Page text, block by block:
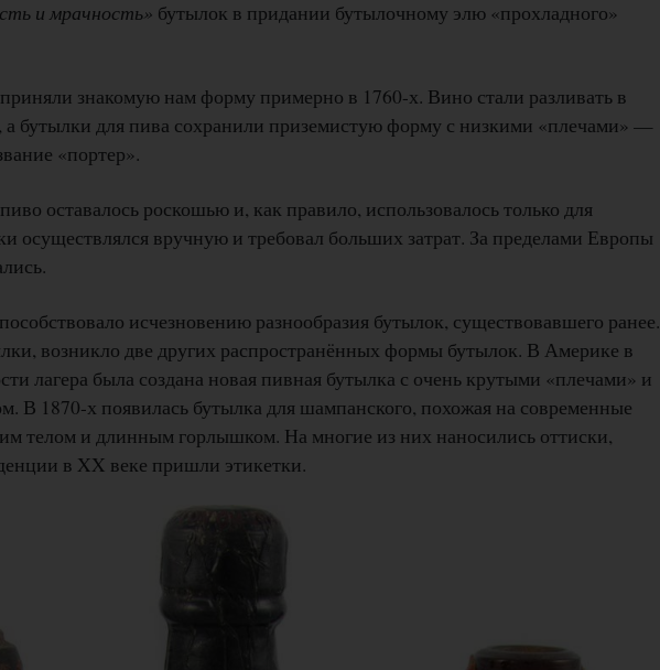
и мрачность» бутылок в придании бутылочному элю «прохладного»
знакомую нам форму примерно в 1760-х. Вино стали разливать в
а бутылки для пива сохранили приземистую форму с низкими «плечами» —
«портер».
оставалось роскошью и, как правило, использовалось только для
осуществлялся вручную и требовал больших затрат. За пределами Европы
исчезновению разнообразия бутылок, существовавшего ранее.
возникло две других распространённых формы бутылок. В Америке в
лагера была создана новая пивная бутылка с очень крутыми «плечами» и
В 1870-х появилась бутылка для шампанского, похожая на современные
телом и длинным горлышком. На многие из них наносились оттиски,
в XX веке пришли этикетки.